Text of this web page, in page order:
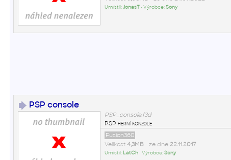
Umístil:JonasT• Výrobce:Sony
PSP console
PSP_console.f3d
PSP herní konzole
Fusion360
Velikost 4,3MB• ze dne 22.11.2017
Umístil: LatCh• Výrobce:Sony